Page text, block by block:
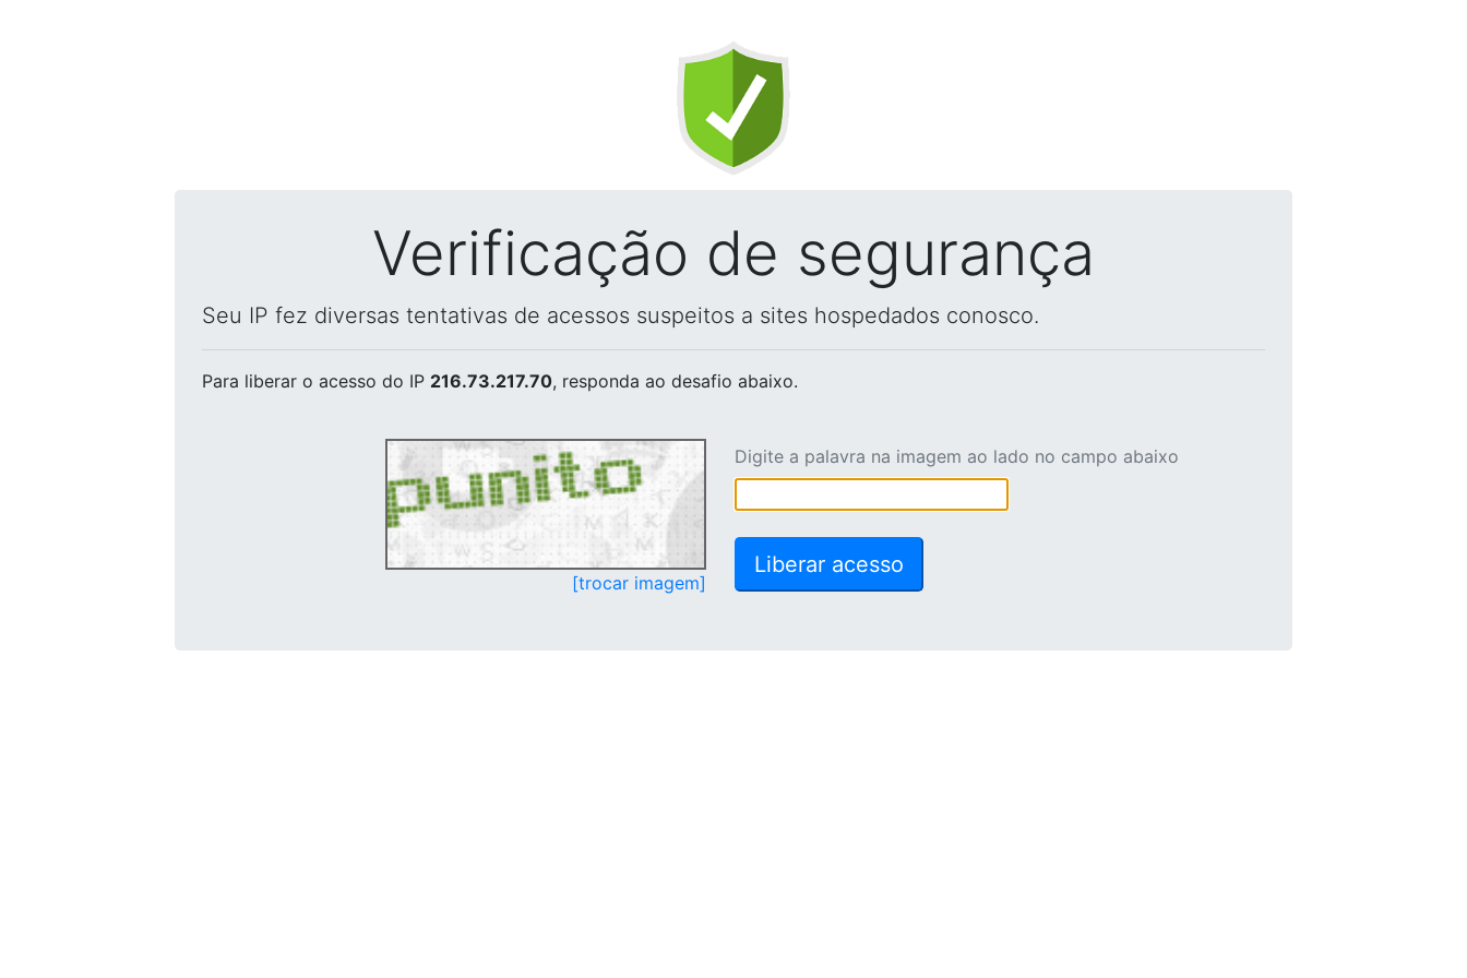
Verificação de segurança
Seu IP fez diversas tentativas de acessos suspeitos a sites hospedados conosco.
Para liberar o acesso do IP 216.73.217.70, responda ao desafio abaixo.
[trocar imagem]
Digite a palavra na imagem ao lado no campo abaixo